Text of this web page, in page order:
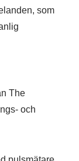
som
The
och